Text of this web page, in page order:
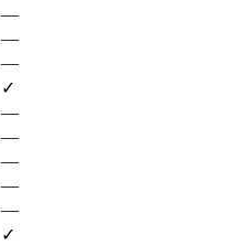
—
—
—
✓
—
—
—
—
—
✓